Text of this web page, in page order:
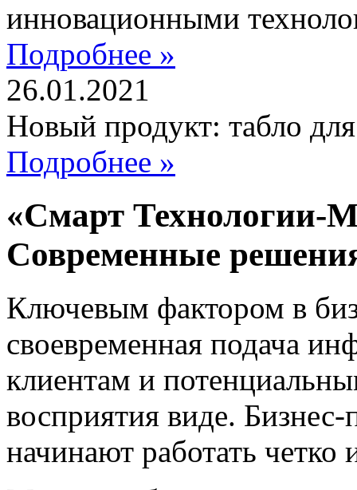
инновационными
Подробнее »
26.01.2021
Новый продукт: табло
Подробнее »
«Смарт Технологии-
Современные
Ключевым фактором в
своевременная подача
клиентам и
восприятия виде.
начинают работать четко